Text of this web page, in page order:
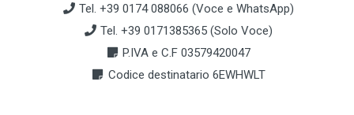
Tel. +39 0174 088066 (Voce e WhatsApp)
Tel. +39 0171385365 (Solo Voce)
P.IVA e C.F 03579420047
Codice destinatario 6EWHWLT